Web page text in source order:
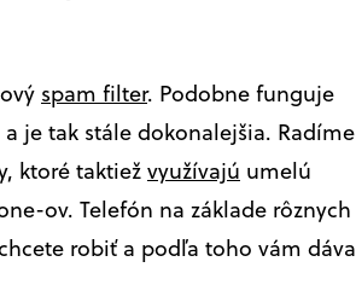
spam filter. Podobne funguje
je tak stále dokonalejšia. Radíme
ktoré taktiežvyužívajú umelú
ov. Telefón na základe rôznych
robiť a podľa toho vám dáva